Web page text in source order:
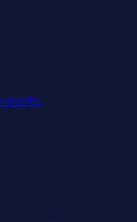
posto.